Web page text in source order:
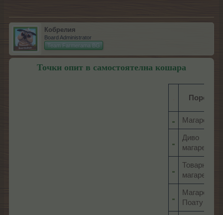
Кобрелия
Board Administrator
Team Farmerama BG
Точки опит в самостоятелна кошара
Порода
Магаре
Диво
магаре
Товарно
магаре
Магаре
Поату